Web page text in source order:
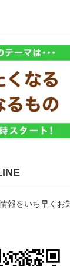
報をいち早くお